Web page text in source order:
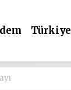
Türkiye